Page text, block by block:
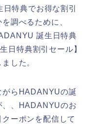
特典でお得な割引
調べるために、
誕生日特典
日特典割引セール】
した。
がらHADANYUの誕
、、HADANYUのお
ーポンを配信して